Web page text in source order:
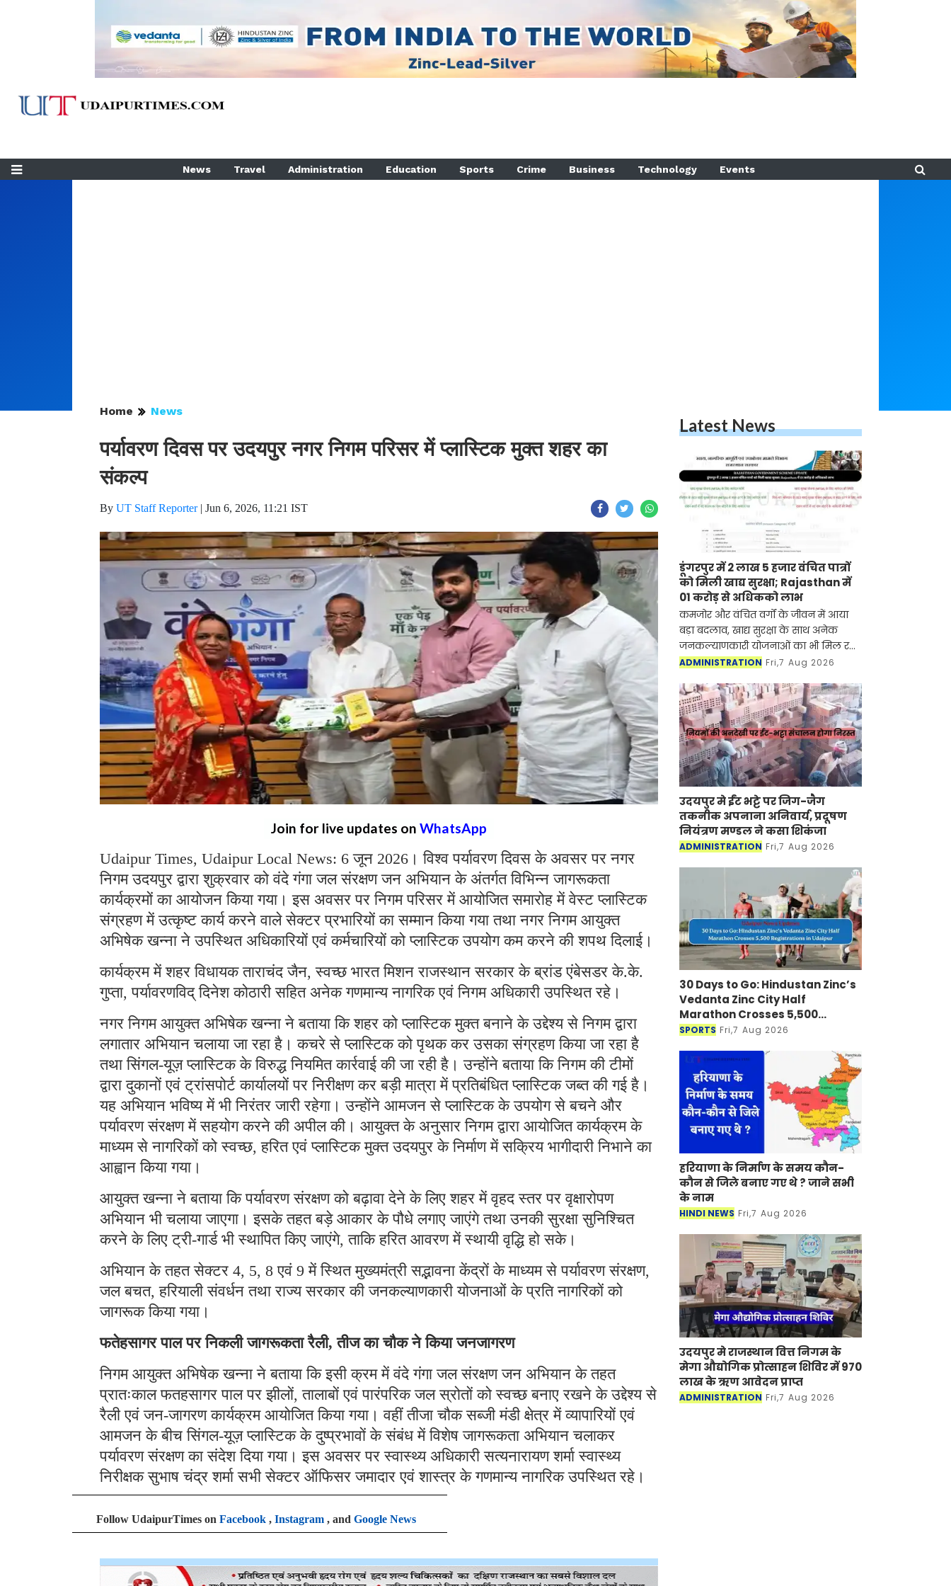
News Travel Administration Education Sports Crime Business Technology Events
Home News
पर्यावरण दिवस पर उदयपुर नगर निगम परिसर में प्लास्टिक मुक्त शहर का
संकल्प
By UT Staff Reporter| Jun 6, 2026, 11:21 IST
Join for live updates on WhatsApp
Udaipur Times, Udaipur Local News: 6 जून 2026। विश्व पर्यावरण दिवस के अवसर पर नगर
निगम उदयपुर द्वारा शुक्रवार को वंदे गंगा जल संरक्षण जन अभियान के अंतर्गत विभिन्न जागरूकता
कार्यक्रमों का आयोजन किया गया। इस अवसर पर निगम परिसर में आयोजित समारोह में वेस्ट प्लास्टिक
संग्रहण में उत्कृष्ट कार्य करने वाले सेक्टर प्रभारियों का सम्मान किया गया तथा नगर निगम आयुक्त
अभिषेक खन्ना ने उपस्थित अधिकारियों एवं कर्मचारियों को प्लास्टिक उपयोग कम करने की शपथ दिलाई।
कार्यक्रम में शहर विधायक ताराचंद जैन, स्वच्छ भारत मिशन राजस्थान सरकार के ब्रांड एंबेसडर के.के.
गुप्ता, पर्यावरणविद् दिनेश कोठारी सहित अनेक गणमान्य नागरिक एवं निगम अधिकारी उपस्थित रहे।
नगर निगम आयुक्त अभिषेक खन्ना ने बताया कि शहर को प्लास्टिक मुक्त बनाने के उद्देश्य से निगम द्वारा
लगातार अभियान चलाया जा रहा है। कचरे से प्लास्टिक को पृथक कर उसका संग्रहण किया जा रहा है
तथा सिंगल-यूज़ प्लास्टिक के विरुद्ध नियमित कार्रवाई की जा रही है। उन्होंने बताया कि निगम की टीमों
द्वारा दुकानों एवं ट्रांसपोर्ट कार्यालयों पर निरीक्षण कर बड़ी मात्रा में प्रतिबंधित प्लास्टिक जब्त की गई है।
यह अभियान भविष्य में भी निरंतर जारी रहेगा। उन्होंने आमजन से प्लास्टिक के उपयोग से बचने और
पर्यावरण संरक्षण में सहयोग करने की अपील की। आयुक्त के अनुसार निगम द्वारा आयाेजित कार्यक्रम के
माध्यम से नागरिकों को स्वच्छ, हरित एवं प्लास्टिक मुक्त उदयपुर के निर्माण में सक्रिय भागीदारी निभाने का
आह्वान किया गया।
आयुक्त खन्ना ने बताया कि पर्यावरण संरक्षण को बढ़ावा देने के लिए शहर में वृहद स्तर पर वृक्षारोपण
अभियान भी चलाया जाएगा। इसके तहत बड़े आकार के पौधे लगाए जाएंगे तथा उनकी सुरक्षा सुनिश्चित
करने के लिए ट्री-गार्ड भी स्थापित किए जाएंगे, ताकि हरित आवरण में स्थायी वृद्धि हो सके।
अभियान के तहत सेक्टर 4, 5, 8 एवं 9 में स्थित मुख्यमंत्री सद्भावना केंद्रों के माध्यम से पर्यावरण संरक्षण,
जल बचत, हरियाली संवर्धन तथा राज्य सरकार की जनकल्याणकारी योजनाओं के प्रति नागरिकों को
जागरूक किया गया।
फतेहसागर पाल पर निकली जागरूकता रैली, तीज का चौक ने किया जनजागरण
निगम आयुक्त अभिषेक खन्ना ने बताया कि इसी क्रम में वंदे गंगा जल संरक्षण जन अभियान के तहत
प्रातःकाल फतहसागर पाल पर झीलों, तालाबों एवं पारंपरिक जल स्रोतों को स्वच्छ बनाए रखने के उद्देश्य से
रैली एवं जन-जागरण कार्यक्रम आयोजित किया गया। वहीं तीजा चौक सब्जी मंडी क्षेत्र में व्यापारियों एवं
आमजन के बीच सिंगल-यूज़ प्लास्टिक के दुष्प्रभावों के संबंध में विशेष जागरूकता अभियान चलाकर
पर्यावरण संरक्षण का संदेश दिया गया। इस अवसर पर स्वास्थ्य अधिकारी सत्यनारायण शर्मा स्वास्थ्य
निरीक्षक सुभाष चंद्र शर्मा सभी सेक्टर ऑफिसर जमादार एवं शास्त्र के गणमान्य नागरिक उपस्थित रहे।
Follow UdaipurTimes on Facebook , Instagram , and Google News
Latest News
डूंगरपुर में 2 लाख 5 हजार वंचित पात्रों
को मिली खाद्य सुरक्षा; Rajasthan में
01 करोड़ से अधिकको लाभ
कमजोर और वंचित वर्गों के जीवन में आया
बड़ा बदलाव, खाद्य सुरक्षा के साथ अनेक
जनकल्याणकारी योजनाओं का भी मिल रहा
लाभ
ADMINISTRATION Fri,7 Aug 2026
उदयपुर मे ईंट भट्टे पर जिग-जैग
तकनीक अपनाना अनिवार्य, प्रदूषण
नियंत्रण मण्डल ने कसा शिकंजा
ADMINISTRATION Fri,7 Aug 2026
30 Days to Go: Hindustan Zinc’s
Vedanta Zinc City Half
Marathon Crosses 5,500
Registrations in Udaipur
SPORTS Fri,7 Aug 2026
हरियाणा के निर्माण के समय कौन-
कौन से जिले बनाए गए थे ? जाने सभी
के नाम
HINDI NEWS Fri,7 Aug 2026
उदयपुर मे राजस्थान वित्त निगम के
मेगा औद्योगिक प्रोत्साहन शिविर में 970
लाख के ऋण आवेदन प्राप्त
ADMINISTRATION Fri,7 Aug 2026